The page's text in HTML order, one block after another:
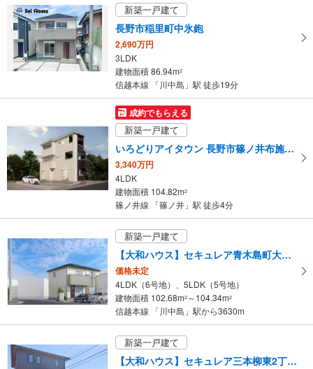
新築一戸建て
長野市稲里町中氷鉋
2,690万円
3LDK
建物面積 86.94m2
信越本線 「川中島」駅 徒歩19分
成約でもらえる
新築一戸建て
いろどりアイタウン 長野市篠ノ井布施高田
3,340万円
4LDK
建物面積 104.82m2
篠ノ井線 「篠ノ井」駅 徒歩4分
新築一戸建て
【大和ハウス】セキュレア青木島町大塚IV 第二期（分譲住宅）
価格未定
4LDK（6号地）、5LDK（5号地）
建物面積 102.68m2 ～104.34m2
信越本線 「川中島」駅から3630m
新築一戸建て
【大和ハウス】セキュレア三本柳東2丁目 （分譲住宅）